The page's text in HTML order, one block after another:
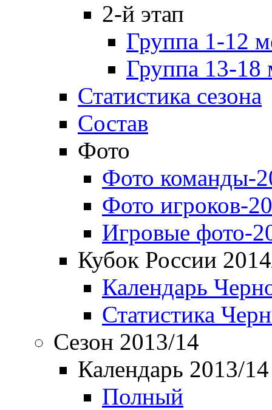
2-й этап
Группа 1-12
Группа 13-18
Статистика сезона
Состав
Фото
Фото команды-
Фото игроков-
Игровые фото-
Кубок России
Календарь
Статистика
Сезон 2013/14
Календарь 2013/14
Полный